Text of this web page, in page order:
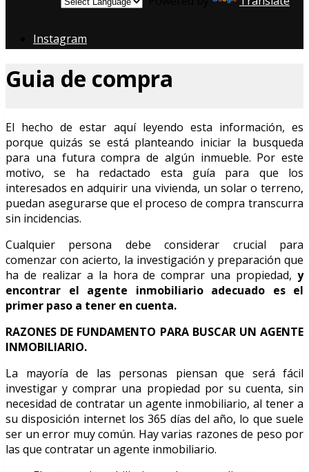
Instagram
Guia de compra
El hecho de estar aquí leyendo esta información, es
porque quizás se está planteando iniciar la busqueda
para una futura compra de algún inmueble. Por este
motivo, se ha redactado esta guía para que los
interesados en adquirir una vivienda, un solar o terreno,
puedan asegurarse que el proceso de compra transcurra
sin incidencias.
Cualquier persona debe considerar crucial para
comenzar con acierto, la investigación y preparación que
ha de realizar a la hora de comprar una propiedad, y
encontrar el agente inmobiliario adecuado es el
primer paso a tener en cuenta.
RAZONES DE FUNDAMENTO PARA BUSCAR UN AGENTE
INMOBILIARIO.
La mayoría de las personas piensan que será fácil
investigar y comprar una propiedad por su cuenta, sin
necesidad de contratar un agente inmobiliario, al tener a
su disposición internet los 365 días del año, lo que suele
ser un error muy común. Hay varias razones de peso por
las que contratar un agente inmobiliario.